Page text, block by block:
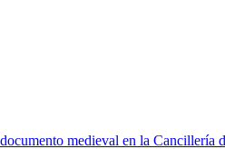
medieval en la Cancillería